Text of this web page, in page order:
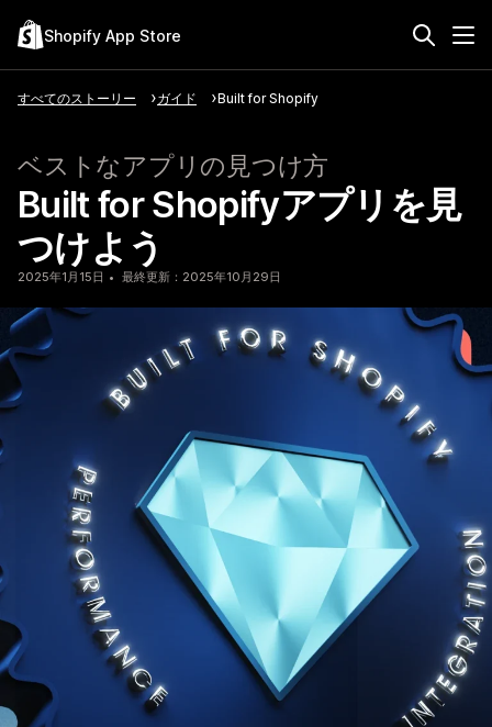
Shopify App Store
すべてのストーリー ガイド Built for Shopify
ベストなアプリの見つけ方
Built for Shopifyアプリを見
つけよう
2025年1月15日 最終更新：2025年10月29日